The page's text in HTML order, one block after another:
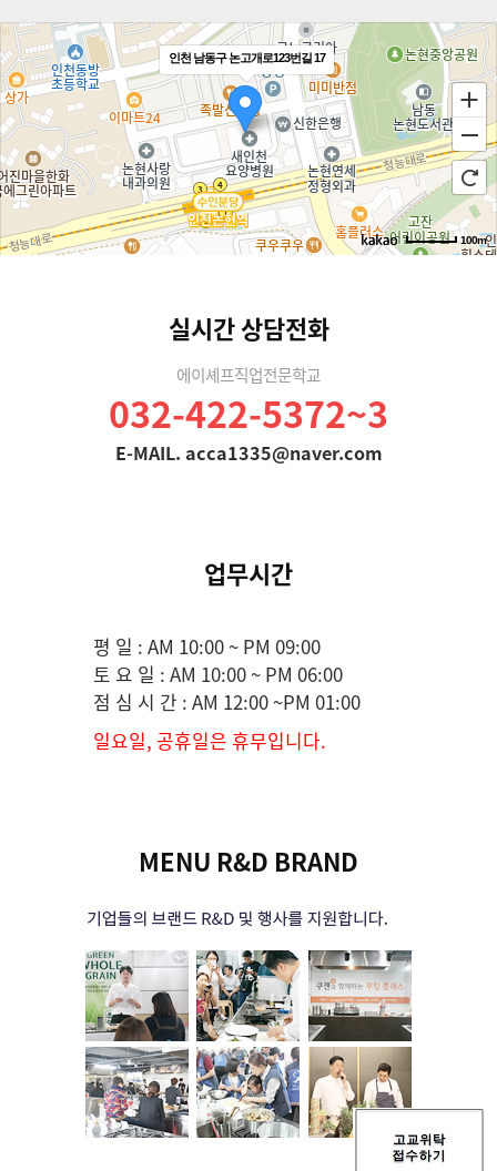
인천 남동구 논고개로123번길 17
100m
실시간 상담전화
에이셰프직업전문학교
032-422-5372~3
E-MAIL. acca1335@naver.com
업무시간
평 일 : AM 10:00 ~ PM 09:00
토 요 일 : AM 10:00 ~ PM 06:00
점 심 시 간 : AM 12:00 ~PM 01:00
일요일, 공휴일은 휴무입니다.
MENU R&D BRAND